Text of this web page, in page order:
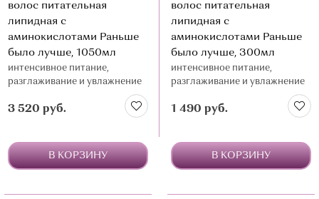
волос питательная
липидная с
аминокислотами Раньше
было лучше, 1050мл
интенсивное питание,
разглаживание и увлажнение
3 520 руб.
В КОРЗИНУ
волос питательная
липидная с
аминокислотами Раньше
было лучше, 300мл
интенсивное питание,
разглаживание и увлажнение
1 490 руб.
В КОРЗИНУ